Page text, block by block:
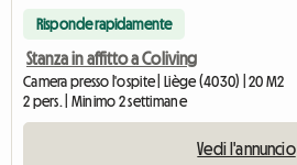
Risponde rapidamente
Stanza in affitto a Coliving
Camera presso l'ospite | Liège (4030) | 20 M2
2 pers. | Minimo 2 settimane
Vedi l'annuncio